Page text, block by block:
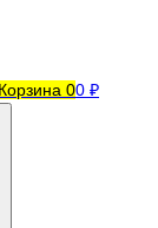
Корзина 00 ₽